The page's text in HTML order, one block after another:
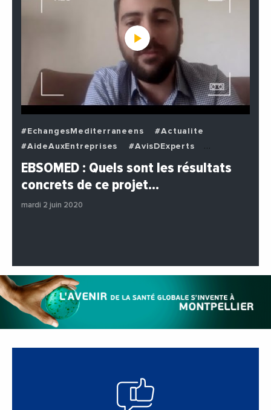
#EchangesMediterraneens
#Actualite
#AideAuxEntreprises
#AvisDExperts
#BuzzNews
#Decideurs
#Entreprises
#Institutions
EBSOMED : Quels sont les résultats
concrets de ce projet…
mardi 2 juin 2020